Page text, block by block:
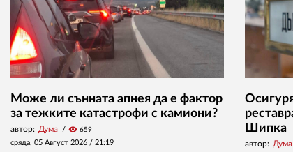
Може ли сънната апнея да е фактор
за тежките катастрофи с камиони?
автор: Дума visibility 659
сряда, 05 Август 2026 / 21:19
Шипка
автор: Дума